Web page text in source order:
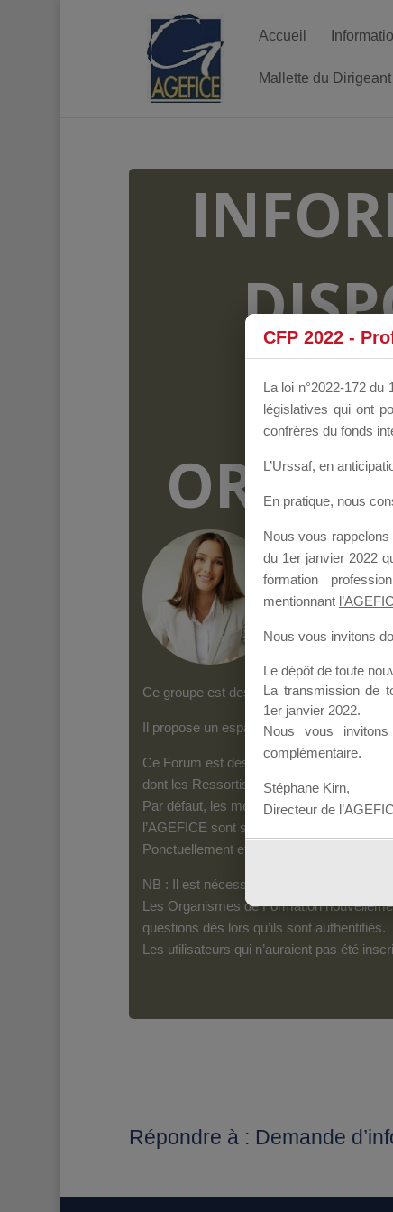
Accueil
Mallette du Dirigeant
Groupe Public il
Ce groupe est destiné aux Organismes
Il propose un espace forum, sur lequel il
Ce Forum est destiné aux Organismes
dont les Ressortissants de l’AGEFICE
Par défaut, les messages qui sont
l’AGEFICE sont susceptibles d’en lire le
Ponctuellement et pour les messages qui
NB : Il est nécessaire d’être inscrit(e)
Les Organismes de Formation
questions dès lors qu’ils sont authentifiés.
Les utilisateurs qui n’auraient pas été
Répondre à : Demande
CFP 2022 -
La loi n°2022-172 du
législatives qui ont
confrères du fonds
L’Urssaf, en
En pratique, nous
Nous vous rappelons
du 1er janvier 2022
formation
mentionnant
Nous vous invitons
Le dépôt de toute
La transmission de
1er janvier 2022.
Nous vous
complémentaire.
Stéphane Kirn,
Directeur de